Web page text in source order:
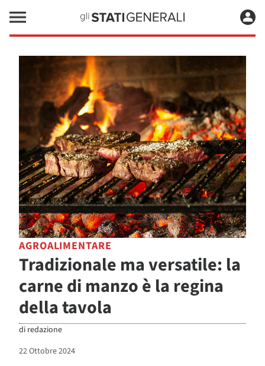
AGROALIMENTARE
Tradizionale ma versatile: la
carne di manzo è la regina
della tavola
di redazione
22 Ottobre 2024